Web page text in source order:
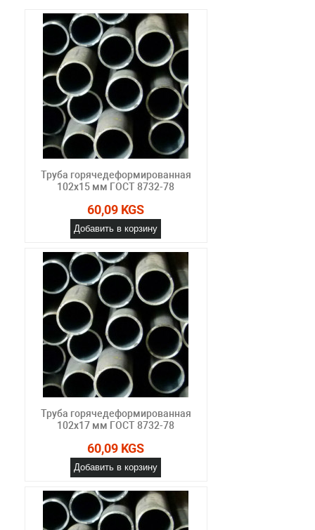
Труба горячедеформированная
102х15 мм ГОСТ 8732-78
60,09 KGS
Добавить в корзину
Труба горячедеформированная
102х17 мм ГОСТ 8732-78
60,09 KGS
Добавить в корзину